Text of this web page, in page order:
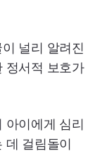
널리 알려진
정서적 보호가
이에게 심리
걸림돌이